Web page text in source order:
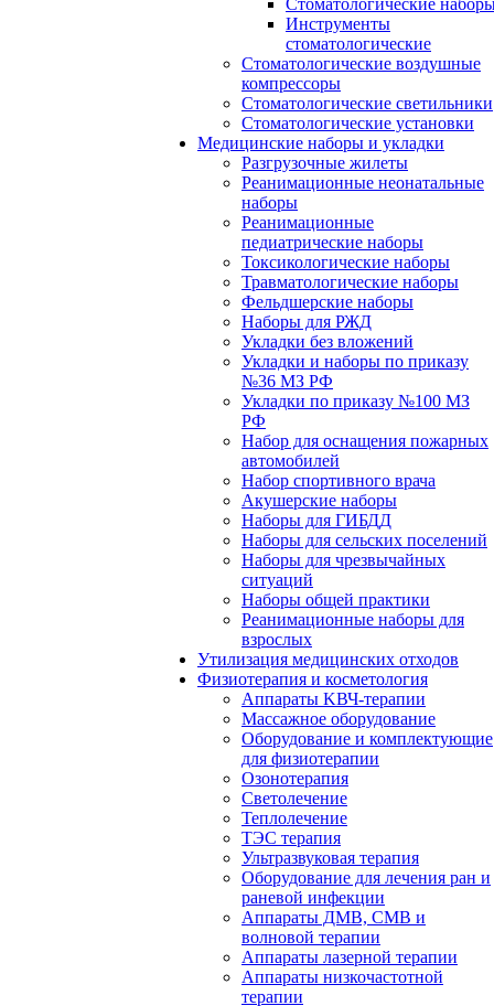
Стоматологические
Инструменты
стоматологические
Стоматологические воздушные
компрессоры
Стоматологические светильники
Стоматологические установки
Медицинские наборы и укладки
Разгрузочные жилеты
Реанимационные неонатальные
наборы
Реанимационные
педиатрические наборы
Токсикологические наборы
Травматологические наборы
Фельдшерские наборы
Наборы для РЖД
Укладки без вложений
Укладки и наборы по приказу
№36 МЗ РФ
Укладки по приказу №100 МЗ
РФ
Набор для оснащения пожарных
автомобилей
Набор спортивного врача
Акушерские наборы
Наборы для ГИБДД
Наборы для сельских поселений
Наборы для чрезвычайных
ситуаций
Наборы общей практики
Реанимационные наборы для
взрослых
Утилизация медицинских отходов
Физиотерапия и косметология
Аппараты KВЧ-терапии
Массажное оборудование
Оборудование и комплектующие
для физиотерапии
Озонотерапия
Светолечение
Теплолечение
ТЭС терапия
Ультразвуковая терапия
Оборудование для лечения ран и
раневой инфекции
Аппараты ДМВ, СМВ и
волновой терапии
Аппараты лазерной терапии
Аппараты низкочастотной
терапии